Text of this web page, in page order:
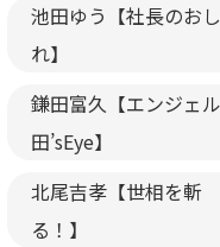
池田ゆう【社長のお
れ】
鎌田富久【エンジェ
田’sEye】
北尾吉孝【世相を斬
る！】